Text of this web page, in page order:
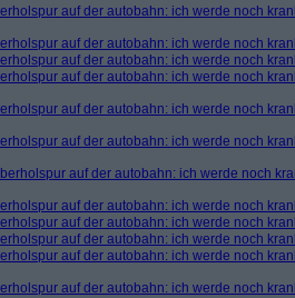
auf der autobahn: ich werde noch
auf der autobahn: ich werde noch
auf der autobahn: ich werde noch
auf der autobahn: ich werde noch
auf der autobahn: ich werde noch
auf der autobahn: ich werde noch
auf der autobahn: ich werde noch
auf der autobahn: ich werde noch
auf der autobahn: ich werde noch
auf der autobahn: ich werde noch
auf der autobahn: ich werde noch
auf der autobahn: ich werde noch